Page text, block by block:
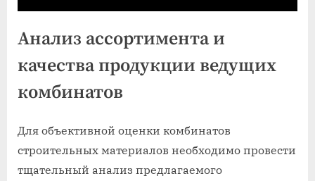
Анализ ассортимента и
качества продукции ведущих
комбинатов
Для объективной оценки комбинатов
строительных материалов необходимо провести
тщательный анализ предлагаемого